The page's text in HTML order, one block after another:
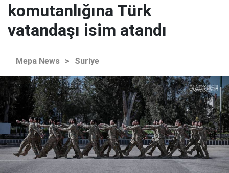
komutanlığına Türk
vatandaşı isim atandı
Mepa News > Suriye